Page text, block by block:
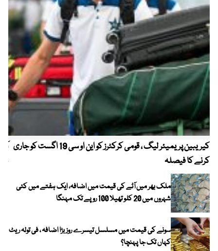
کیریبین پریمیئر لیگ ، قومی کرکٹرز کو این او سی 19 اگست کو جاری
کرنے کا فیصلہ
ملک بھر میں آٹے کی قیمت میں اضافہ، ایک ہفتے میں کئی
شہروں میں 20 کلو تھیلا 100 روپے تک مہنگا
سونے کی قیمت میں مسلسل تیسرے روز بڑا اضافہ ، فی تولہ ریٹ
کہاں تک جا پہنچا؟